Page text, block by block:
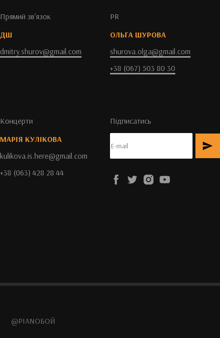
Прямий зв'язок
ДШ
dmitry.shurov@gmail.com
PR
ОЛЬГА ШУРОВА
shurova.olga@gmail.com
+38 (067) 503 80 30
Концерти
МАРІЯ КУЛІКОВА
kulikova.is.here@gmail.com
+38 (063) 428 28 44
Підписатись
@PIANOБОЙ